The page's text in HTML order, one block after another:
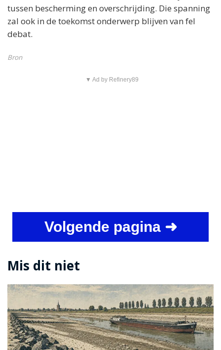
tussen bescherming en overschrijding. Die spanning
zal ook in de toekomst onderwerp blijven van fel
debat.
Bron
▼ Ad by Refinery89
Volgende pagina ➜
Mis dit niet